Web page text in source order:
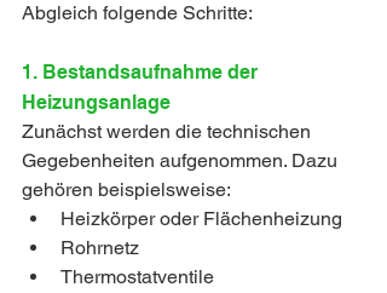
Abgleich folgende Schritte:
1. Bestandsaufnahme der
Heizungsanlage
Zunächst werden die technischen
Gegebenheiten aufgenommen. Dazu
gehören beispielsweise:
Heizkörper oder Flächenheizung
Rohrnetz
Thermostatventile